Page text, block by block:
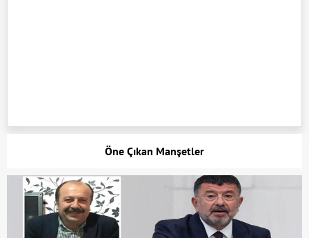
Öne Çıkan Manşetler